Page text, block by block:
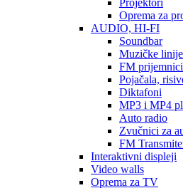
Oprema za
AUDIO, HI-FI
Soundbar
Muzičke linije
FM prijemnici
Pojačala,
Diktafoni
MP3 i MP4
Auto radio
Zvučnici za
FM
Interaktivni displeji
Video walls
Oprema za TV